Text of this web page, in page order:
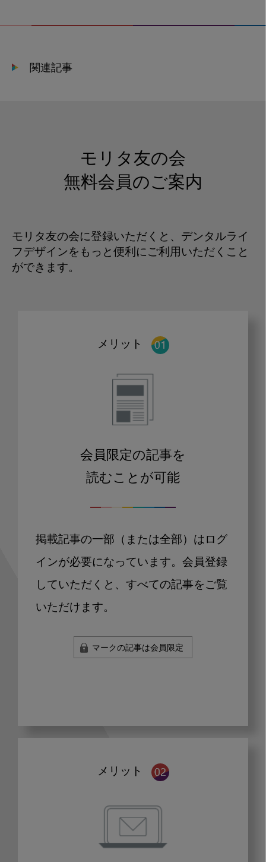
関連記事
モリタ友の会
無料会員のご案内
モリタ友の会に登録いただくと、デンタルライ
フデザインをもっと便利にご利用いただくこと
ができます。
メリット
会員限定の記事を
読むことが可能
掲載記事の一部（または全部）はログ
インが必要になっています。会員登録
していただくと、すべての記事をご覧
いただけます。
マークの記事は会員限定
メリット